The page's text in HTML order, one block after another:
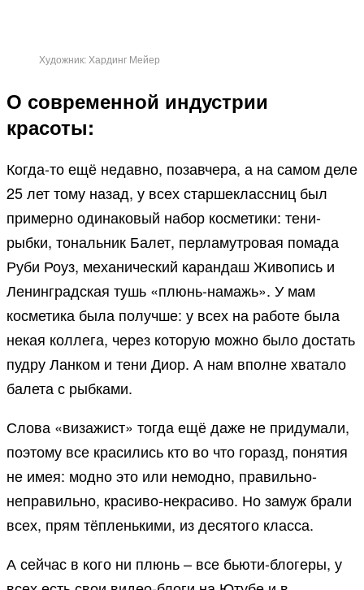
Художник: Хардинг Мейер
О современной индустрии
красоты:
Когда-то ещё недавно, позавчера, а на самом деле
25 лет тому назад, у всех старшеклассниц был
примерно одинаковый набор косметики: тени-
рыбки, тональник Балет, перламутровая помада
Руби Роуз, механический карандаш Живопись и
Ленинградская тушь «плюнь-намажь». У мам
косметика была получше: у всех на работе была
некая коллега, через которую можно было достать
пудру Ланком и тени Диор. А нам вполне хватало
балета с рыбками.
Слова «визажист» тогда ещё даже не придумали,
поэтому все красились кто во что горазд, понятия
не имея: модно это или немодно, правильно-
неправильно, красиво-некрасиво. Но замуж брали
всех, прям тёпленькими, из десятого класса.
А сейчас в кого ни плюнь – все бьюти-блогеры, у